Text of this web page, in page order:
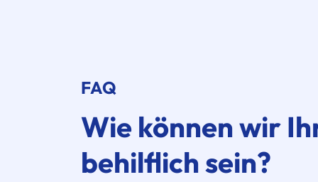
FAQ
Wie können wir
behilflich sein?